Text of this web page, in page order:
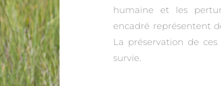
humaine et les
encadré représentent
La préservation de
survie.